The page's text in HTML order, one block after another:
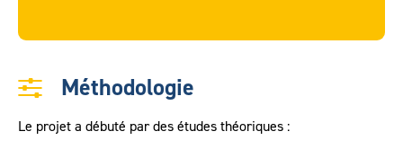
Méthodologie
Le projet a débuté par des études théoriques :